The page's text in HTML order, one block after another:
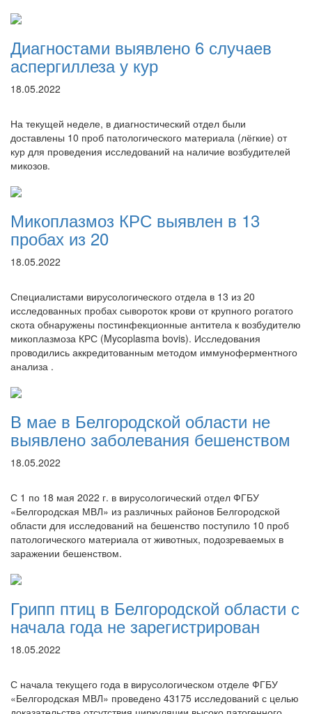
Диагностами выявлено 6 случаев
аспергиллеза у кур
18.05.2022
На текущей неделе, в диагностический отдел были
доставлены 10 проб патологического материала (лёгкие) от
кур для проведения исследований на наличие возбудителей
микозов.
Микоплазмоз КРС выявлен в 13
пробах из 20
18.05.2022
Специалистами вирусологического отдела в 13 из 20
исследованных пробах сывороток крови от крупного рогатого
скота обнаружены постинфекционные антитела к возбудителю
микоплазмоза КРС (Mycoplasma bovis). Исследования
проводились аккредитованным методом иммуноферментного
анализа .
В мае в Белгородской области не
выявлено заболевания бешенством
18.05.2022
С 1 по 18 мая 2022 г. в вирусологический отдел ФГБУ
«Белгородская МВЛ» из различных районов Белгородской
области для исследований на бешенство поступило 10 проб
патологического материала от животных, подозреваемых в
заражении бешенством.
Грипп птиц в Белгородской области с
начала года не зарегистрирован
18.05.2022
С начала текущего года в вирусологическом отделе ФГБУ
«Белгородская МВЛ» проведено 43175 исследований с целью